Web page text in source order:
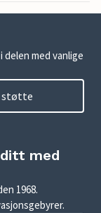
med vanlige
støtte
med
1968.